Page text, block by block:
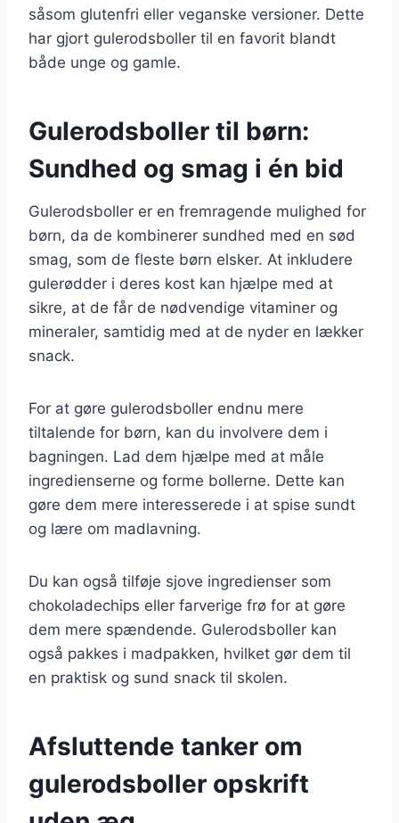
såsom glutenfri eller veganske versioner. Dette
har gjort gulerodsboller til en favorit blandt
både unge og gamle.
Gulerodsboller til børn:
Sundhed og smag i én bid
Gulerodsboller er en fremragende mulighed for
børn, da de kombinerer sundhed med en sød
smag, som de fleste børn elsker. At inkludere
gulerødder i deres kost kan hjælpe med at
sikre, at de får de nødvendige vitaminer og
mineraler, samtidig med at de nyder en lækker
snack.
For at gøre gulerodsboller endnu mere
tiltalende for børn, kan du involvere dem i
bagningen. Lad dem hjælpe med at måle
ingredienserne og forme bollerne. Dette kan
gøre dem mere interesserede i at spise sundt
og lære om madlavning.
Du kan også tilføje sjove ingredienser som
chokoladechips eller farverige frø for at gøre
dem mere spændende. Gulerodsboller kan
også pakkes i madpakken, hvilket gør dem til
en praktisk og sund snack til skolen.
Afsluttende tanker om
gulerodsboller opskrift